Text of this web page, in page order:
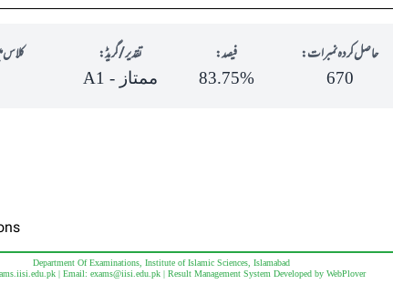
حاصل کردہ نمبرات:
670
فیصد:
83.75%
تقدیر/گریڈ:
ممتاز - A1
کلاس
Department Of Examinations, Institute of Islamic Sciences, Islamabad
| Email: exams@iisi.edu.pk | Result Management System Developed by WebPlover